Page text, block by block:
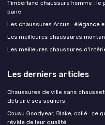
Timberland chaussure homme :
paire
Les chaussures Arcus : élégance
Les meilleures chaussures
Les meilleures chaussures
Les derniers articles
Chaussures de ville sans
détruire ses souliers
Cousu Goodyear, Blake, collé : ce
révèle de leur qualité